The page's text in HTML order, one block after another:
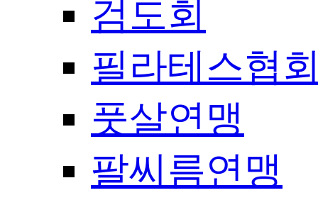
검도회
필라테스협
풋살연맹
팔씨름연맹